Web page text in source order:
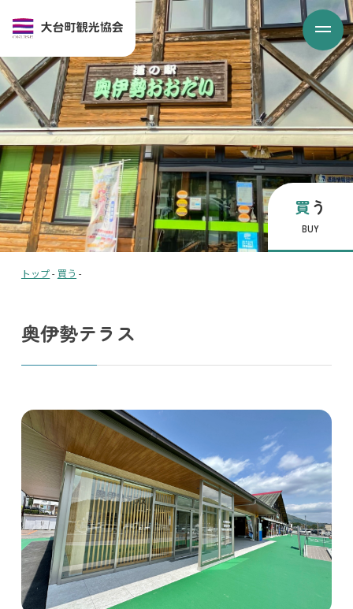
買う
BUY
トップ - 買う -
奥伊勢テラス